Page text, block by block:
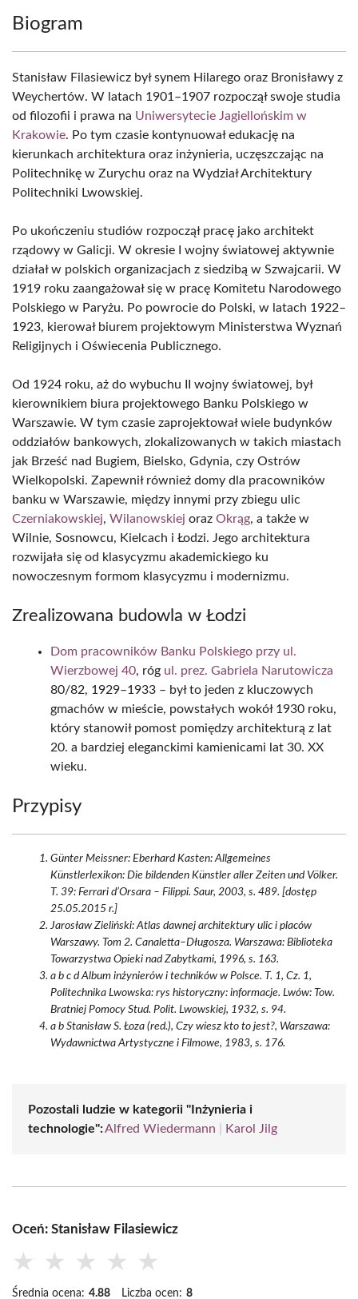
Biogram
Stanisław Filasiewicz był synem Hilarego oraz Bronisławy z
Weychertów. W latach 1901–1907 rozpoczął swoje studia
od filozofii i prawa na Uniwersytecie Jagiellońskim w
Krakowie. Po tym czasie kontynuował edukację na
kierunkach architektura oraz inżynieria, uczęszczając na
Politechnikę w Zurychu oraz na Wydział Architektury
Politechniki Lwowskiej.
Po ukończeniu studiów rozpoczął pracę jako architekt
rządowy w Galicji. W okresie I wojny światowej aktywnie
działał w polskich organizacjach z siedzibą w Szwajcarii. W
1919 roku zaangażował się w pracę Komitetu Narodowego
Polskiego w Paryżu. Po powrocie do Polski, w latach 1922–
1923, kierował biurem projektowym Ministerstwa Wyznań
Religijnych i Oświecenia Publicznego.
Od 1924 roku, aż do wybuchu II wojny światowej, był
kierownikiem biura projektowego Banku Polskiego w
Warszawie. W tym czasie zaprojektował wiele budynków
oddziałów bankowych, zlokalizowanych w takich miastach
jak Brześć nad Bugiem, Bielsko, Gdynia, czy Ostrów
Wielkopolski. Zapewnił również domy dla pracowników
banku w Warszawie, między innymi przy zbiegu ulic
Czerniakowskiej, Wilanowskiej oraz Okrąg, a także w
Wilnie, Sosnowcu, Kielcach i Łodzi. Jego architektura
rozwijała się od klasycyzmu akademickiego ku
nowoczesnym formom klasycyzmu i modernizmu.
Zrealizowana budowla w Łodzi
Dom pracowników Banku Polskiego przy ul.
Wierzbowej 40, róg ul. prez. Gabriela Narutowicza
80/82, 1929–1933 – był to jeden z kluczowych
gmachów w mieście, powstałych wokół 1930 roku,
który stanowił pomost pomiędzy architekturą z lat
20. a bardziej eleganckimi kamienicami lat 30. XX
wieku.
Przypisy
Günter Meissner: Eberhard Kasten: Allgemeines
Künstlerlexikon: Die bildenden Künstler aller Zeiten und Völker.
T. 39: Ferrari d’Orsara – Filippi. Saur, 2003, s. 489. [dostęp
25.05.2015 r.]
Jarosław Zieliński: Atlas dawnej architektury ulic i placów
Warszawy. Tom 2. Canaletta–Długosza. Warszawa: Biblioteka
Towarzystwa Opieki nad Zabytkami, 1996, s. 163.
a b c d Album inżynierów i techników w Polsce. T. 1, Cz. 1,
Politechnika Lwowska: rys historyczny: informacje. Lwów: Tow.
Bratniej Pomocy Stud. Polit. Lwowskiej, 1932, s. 94.
a b Stanisław S. Łoza (red.), Czy wiesz kto to jest?, Warszawa:
Wydawnictwa Artystyczne i Filmowe, 1983, s. 176.
Pozostali ludzie w kategorii "Inżynieria i
technologie":Alfred Wiedermann Karol Jilg
Oceń: Stanisław Filasiewicz
★ ★ ★ ★ ★
Średnia ocena: 4.88 Liczba ocen: 8